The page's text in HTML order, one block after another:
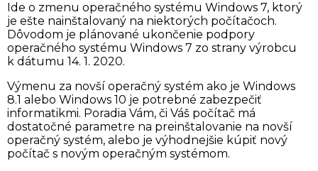
Ide o zmenu operačného systému Windows 7, ktorý
je ešte nainštalovaný na niektorých počítačoch.
Dôvodom je plánované ukončenie podpory
operačného systému Windows 7 zo strany výrobcu
k dátumu 14. 1. 2020.
Výmenu za novší operačný systém ako je Windows
8.1 alebo Windows 10 je potrebné zabezpečiť
informatikmi. Poradia Vám, či Váš počítač má
dostatočné parametre na preinštalovanie na novší
operačný systém, alebo je výhodnejšie kúpiť nový
počítač s novým operačným systémom.